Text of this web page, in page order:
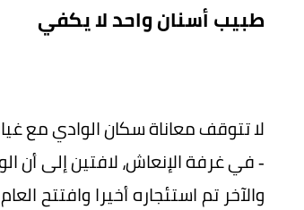
طبيب أسنان واحد لا يكفي
لا تتوقف معاناة سكان الوادي مع
- في غرفة الإنعاش، لافتين إلى